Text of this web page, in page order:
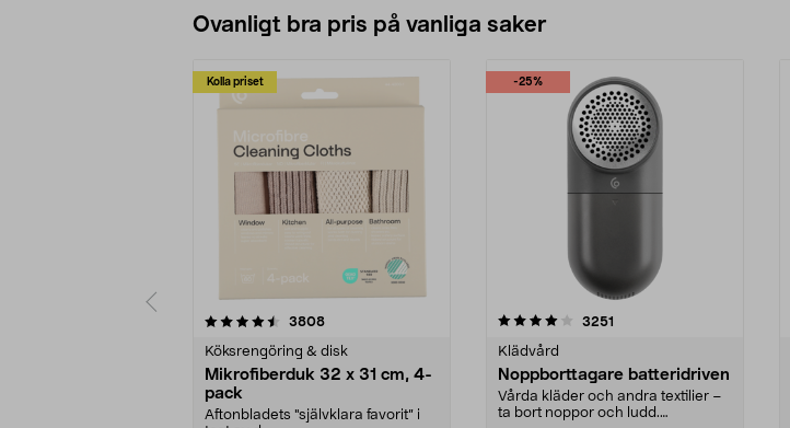
Ovanligt bra pris på vanliga saker
Kolla priset
3808recensioner
Köksrengöring & disk
Mikrofiberduk 32 x 31 cm, 4-
pack
Aftonbladets "självklara favorit” i
-25%
4.0av 5 stjärnor 3251
Klädvård
Noppborttagare batteridriven
Vårda kläder och andra textilier –
ta bort noppor och ludd.
4.5av 5 stjärnor